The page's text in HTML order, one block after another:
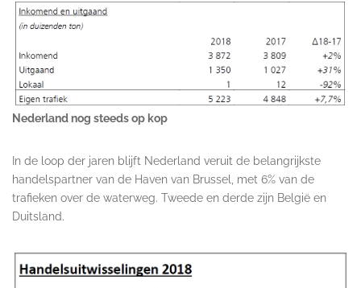
Nederland nog steeds op kop
In de loop der jaren blijft Nederland veruit de belangrijkste
handelspartner van de Haven van Brussel, met 6% van de
trafieken over de waterweg. Tweede en derde zijn België en
Duitsland.